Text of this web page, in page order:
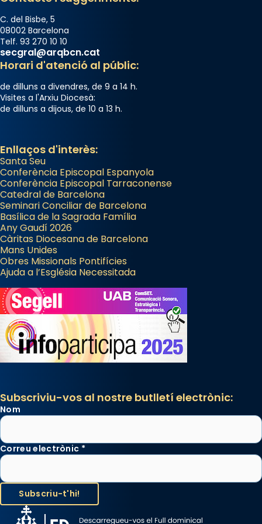
C. del Bisbe, 5
08002 Barcelona
Telf. 93 270 10 10
secgral@arqbcn.cat
Horari d'atenció al públic:
de dilluns a divendres, de 9 a 14 h.
Visites a l'Arxiu Diocesà:
de dilluns a dijous, de 10 a 13 h.
Enllaços d'interès:
Santa Seu
Conferència Episcopal Espanyola
Conferència Episcopal Tarraconense
Catedral de Barcelona
Seminari Conciliar de Barcelona
Basílica de la Sagrada Família
Any Gaudí 2026
Càritas Diocesana de Barcelona
Mans Unides
Obres Missionals Pontifícies
Ajuda a l’Església Necessitada
Subscriviu-vos al nostre butlletí electrònic:
Nom
Correu electrònic *